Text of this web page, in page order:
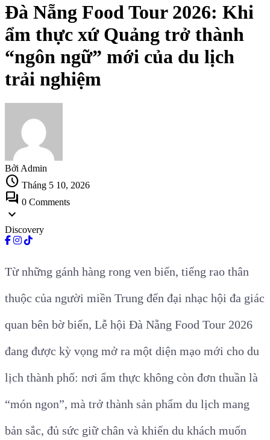
Đà Nẵng Food Tour 2026: Khi
ẩm thực xứ Quảng trở thành
“ngôn ngữ” mới của du lịch
trải nghiệm
Bởi Admin
schedule Tháng 5 10, 2026
forum 0 Comments
expand_more
Discovery
Từ những gánh hàng rong ven biển, tiếng rao thân
thuộc của người miền Trung đến đại nhạc hội đa giác
quan bên bờ biển, Lễ hội Đà Nẵng Food Tour 2026
đang được kỳ vọng mở ra một diện mạo mới cho du
lịch thành phố: nơi ẩm thực không còn đơn thuần là
“món ngon”, mà trở thành sản phẩm du lịch mang
bản sắc, đủ sức giữ chân và khiến du khách muốn